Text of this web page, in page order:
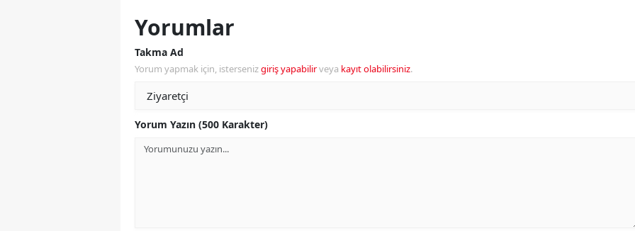
Yorumlar
Takma Ad
Yorum yapmak için, istersenizgiriş yapabilirveya kayıt olabilirsiniz.
Yorum Yazın (500 Karakter)